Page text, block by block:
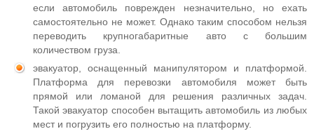
если автомобиль поврежден незначительно, но ехать
самостоятельно не может. Однако таким способом нельзя
переводить крупногабаритные авто с большим
количеством груза.
эвакуатор, оснащенный манипулятором и платформой.
Платформа для перевозки автомобиля может быть
прямой или ломаной для решения различных задач.
Такой эвакуатор способен вытащить автомобиль из любых
мест и погрузить его полностью на платформу.